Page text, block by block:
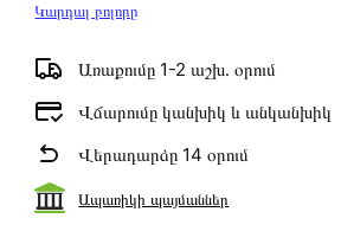
Կարդալ բոլորը
Առաքումը 1-2 աշխ․ օրում
Վճարումը կանխիկ և անկանխիկ
Վերադարձը 14 օրում
Ապառիկի պայմաններ